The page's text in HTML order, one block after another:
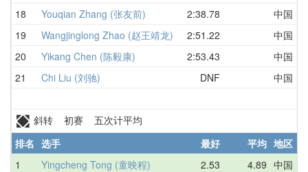
18 Youqian Zhang (张友前) 2:38.78 中国
19 Wangjinglong Zhao (赵王靖龙) 2:51.22 中国
20 Yikang Chen (陈毅康) 2:53.43 中国
21 Chi Liu (刘驰) DNF 中国
斜转 初赛 五次计平均
排名 选手 最好 平均 地区
1
Yingcheng Tong (童映程) 2.53 4.89 中国